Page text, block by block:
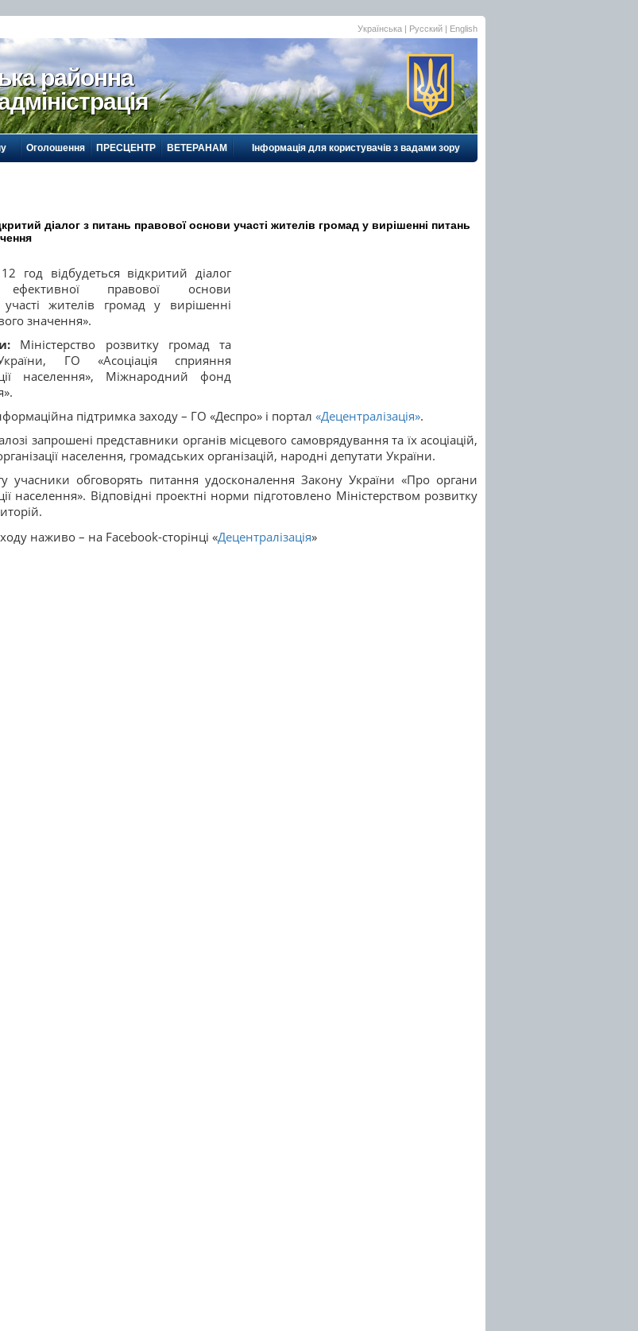
Українська | Русский | English
районна
Оголошення ПРЕСЦЕНТР ВЕТЕРАНАМ Інформація для користувачів з вадами зору
діалог з питань правової основи участі жителів громад у вирішенні питань
год відбудеться відкритий діалог
ефективної правової основи
участі жителів громад у вирішенні
значення».
Міністерство розвитку громад та
ГО «Асоціація сприяння
населення», Міжнародний фонд
підтримка заходу – ГО «Деспро» і портал «Децентралізація».
запрошені представники органів місцевого самоврядування та їх асоціацій,
населення, громадських організацій, народні депутати України.
учасники обговорять питання удосконалення Закону України «Про органи
населення». Відповідні проектні норми підготовлено Міністерством розвитку
наживо – на Facebook-сторінці «Децентралізація»